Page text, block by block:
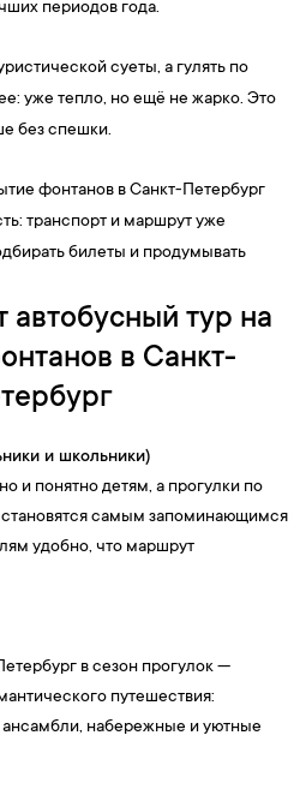
периодов года.
суеты, а гулять по
уже тепло, но ещё не жарко. Это
без спешки.
фонтанов в Санкт-Петербург
транспорт и маршрут уже
билеты и продумывать
автобусный тур на
в Санкт-
и школьники)
и понятно детям, а прогулки по
самым запоминающимся
удобно, что маршрут
в сезон прогулок —
путешествия:
набережные и уютные